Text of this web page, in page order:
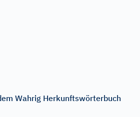
Wahrig Herkunftswörterbuch